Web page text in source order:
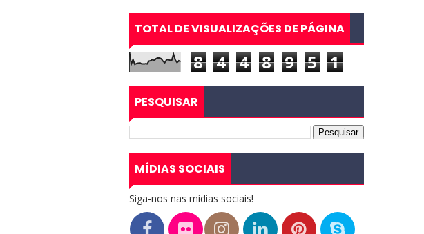
TOTAL DE VISUALIZAÇÕES DE PÁGINA
8 4 4 8 9 5 1
PESQUISAR
MÍDIAS SOCIAIS
Siga-nos nas mídias sociais!